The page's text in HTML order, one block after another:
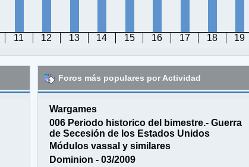
11 12 13 14 15 16 17 18 19
Foros más populares por Actividad
Wargames
006 Periodo historico del bimestre.- Guerra
de Secesión de los Estados Unidos
Módulos vassal y similares
Dominion - 03/2009